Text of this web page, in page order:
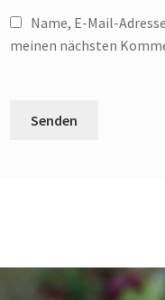
Name, E-Mail-
meinen nächsten